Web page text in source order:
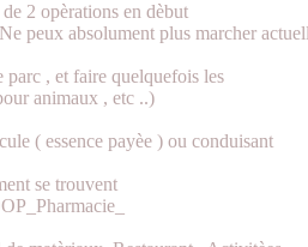
2 opèrations en dèbut
peux absolument plus marcher
, et faire quelquefois les
animaux , etc ..)
( essence payèe ) ou conduisant
se trouvent